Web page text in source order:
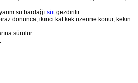
su bardağı sütgezdirilir.
donunca, ikinci kat kek üzerine konur, kekin
sürülür.